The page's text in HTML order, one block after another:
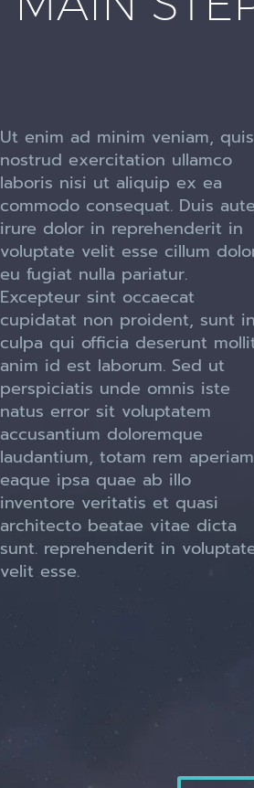
Ut enim ad minim veniam, quis
nostrud exercitation ullamco
laboris nisi ut aliquip ex ea
commodo consequat. Duis aute
irure dolor in reprehenderit in
voluptate velit esse cillum
eu fugiat nulla pariatur.
Excepteur sint occaecat
cupidatat non proident, sunt in
culpa qui officia deserunt
anim id est laborum. Sed ut
perspiciatis unde omnis iste
natus error sit voluptatem
accusantium doloremque
laudantium, totam rem
eaque ipsa quae ab illo
inventore veritatis et quasi
architecto beatae vitae dicta
sunt. reprehenderit in
velit esse.